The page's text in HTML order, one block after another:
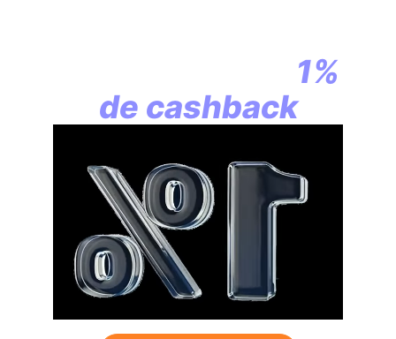
1%
de cashback